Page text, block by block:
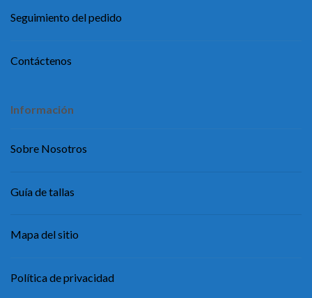
Seguimiento del pedido
Contáctenos
Información
Sobre Nosotros
Guía de tallas
Mapa del sitio
Política de privacidad